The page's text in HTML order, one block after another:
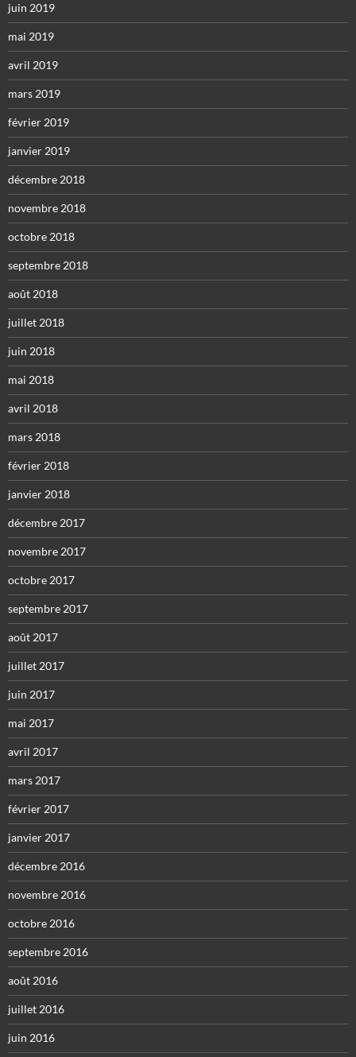
juin 2019
mai 2019
avril 2019
mars 2019
février 2019
janvier 2019
décembre 2018
novembre 2018
octobre 2018
septembre 2018
août 2018
juillet 2018
juin 2018
mai 2018
avril 2018
mars 2018
février 2018
janvier 2018
décembre 2017
novembre 2017
octobre 2017
septembre 2017
août 2017
juillet 2017
juin 2017
mai 2017
avril 2017
mars 2017
février 2017
janvier 2017
décembre 2016
novembre 2016
octobre 2016
septembre 2016
août 2016
juillet 2016
juin 2016